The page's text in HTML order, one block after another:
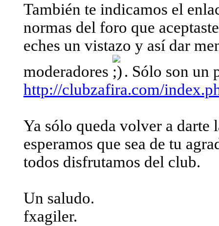
También te indicamos el
normas del foro que
eches un vistazo y así dar
moderadores
. Sólo son un
http://clubzafira.com/
Ya sólo queda volver a darte
esperamos que sea de tu
todos disfrutamos del club.
Un saludo.
fxagiler.